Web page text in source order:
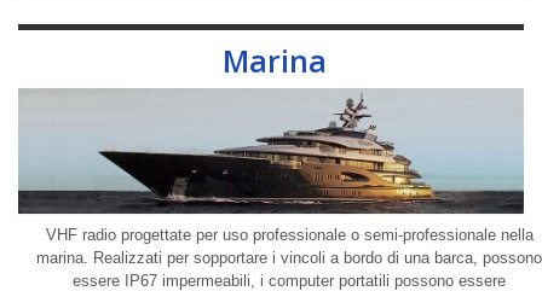
Marina
VHF radio progettate per uso professionale o semi-professionale nella
marina. Realizzati per sopportare i vincoli a bordo di una barca, possono
essere IP67 impermeabili, i computer portatili possono essere